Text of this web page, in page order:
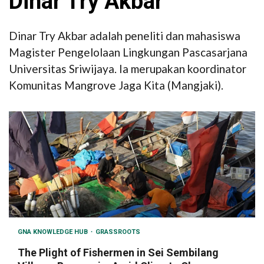
Dinar Try Akbar adalah peneliti dan mahasiswa
Magister Pengelolaan Lingkungan Pascasarjana
Universitas Sriwijaya. Ia merupakan koordinator
Komunitas Mangrove Jaga Kita (Mangjaki).
GNA KNOWLEDGE HUB GRASSROOTS
The Plight of Fishermen in Sei Sembilang